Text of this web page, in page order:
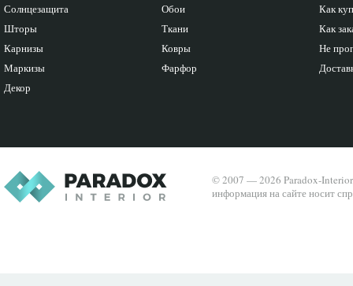
Солнцезащита
Шторы
Карнизы
Маркизы
Декор
Обои
Ткани
Ковры
Фарфор
Как
Как
Не
© 2007 — 2026 Paradox-
информация на сайте носит